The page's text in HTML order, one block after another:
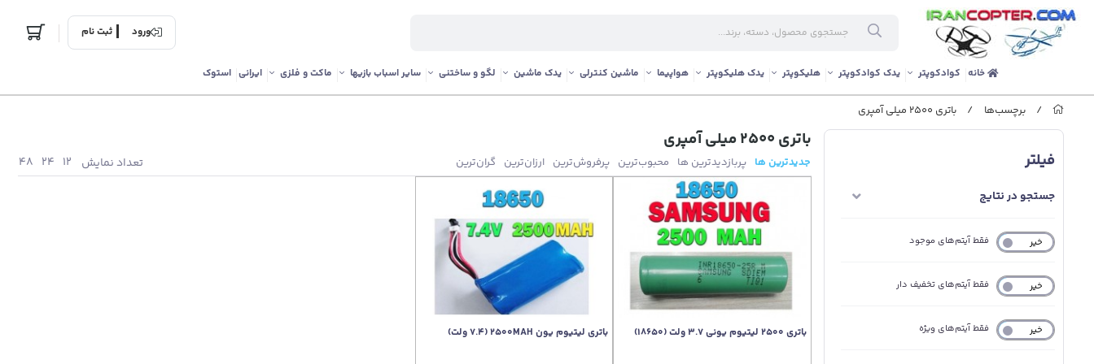
ورود ثبت نام
خانه کوادکوپتر یدک کوادکوپتر هلیکوپتر یدک هلیکوپتر هواپیما ماشین کنترلی یدک ماشین لگو و ساختنی سایر اسباب بازیها ماکت و فلزی ایرانی استوک
/ برچسب‌ها / باتری 2500 میلی آمپری
فیلتر
جستجو در نتایج
بله خیر فقط آیتم‌های موجود
بله خیر فقط آیتم‌های تخفیف دار
بله خیر فقط آیتم‌های ویژه
باتری 2500 میلی آمپری
جدیدترین ها پربازدیدترین ها محبوب‌‌ترین پرفروش‌ترین ارزان‌ترین گران‌ترین تعداد نمایش 12
24
48
باتری 2500 لیتیوم یونی 3.7 ولت (18650) باتری لیتیوم یون 2500MAH (7.4 ولت)